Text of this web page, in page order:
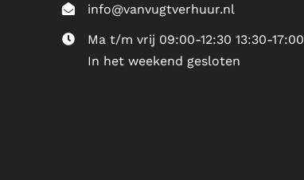
info@vanvugtverhuur.nl
Ma t/m vrij 09:00-12:30 13:30-17:00
In het weekend gesloten